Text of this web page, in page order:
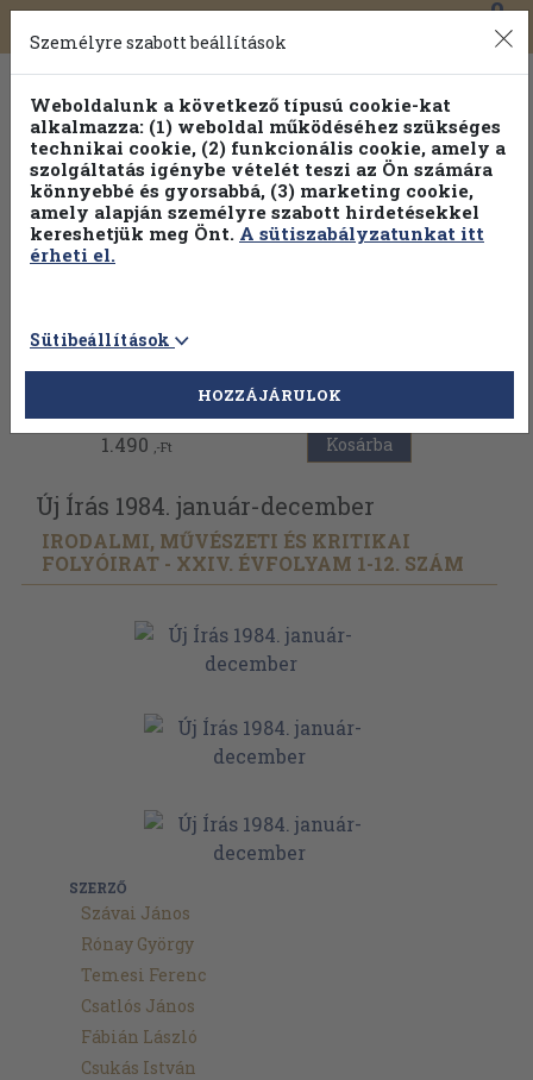
Toggle
navigation
0
Vissza az előző oldalra
1.490 ,-Ft Kosárba
Új Írás 1984. január-december
IRODALMI, MŰVÉSZETI ÉS KRITIKAI
FOLYÓIRAT - XXIV. ÉVFOLYAM 1-12. SZÁM
SZERZŐ
Szávai János
Rónay György
Temesi Ferenc
Csatlós János
Fábián László
Csukás István
Személyre szabott beállítások
Weboldalunk a következő típusú cookie-kat
alkalmazza: (1) weboldal működéséhez szükséges
technikai cookie, (2) funkcionális cookie, amely a
szolgáltatás igénybe vételét teszi az Ön számára
könnyebbé és gyorsabbá, (3) marketing cookie,
amely alapján személyre szabott hirdetésekkel
kereshetjük meg Önt. A sütiszabályzatunkat itt
érheti el.
Sütibeállítások
HOZZÁJÁRULOK